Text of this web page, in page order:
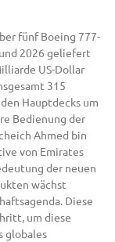
fünf Boeing 777-
2026 geliefert
US-Dollar
315
Hauptdecks um
Bedienung der
Ahmed bin
von Emirates
der neuen
wächst
Diese
um diese
globales